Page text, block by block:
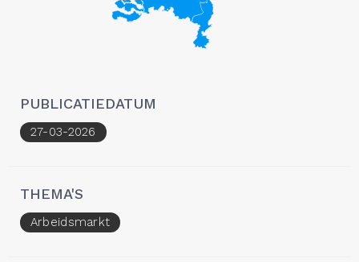
PUBLICATIEDATUM
27-03-2026
THEMA'S
Arbeidsmarkt